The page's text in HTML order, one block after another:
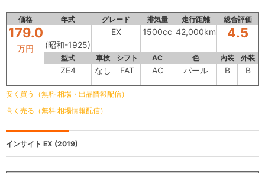
価格 年式 グレード 排気量 走行距離 総合評価
179.0
万円 (昭和-1925)
EX 1500cc 42,000km 4.5
型式 車検 シフト AC 色 内装 外装
ZE4 なし FAT AC パール B B
安く買う（無料 相場・出品情報配信）
高く売る（無料 相場情報配信）
インサイト EX (2019)